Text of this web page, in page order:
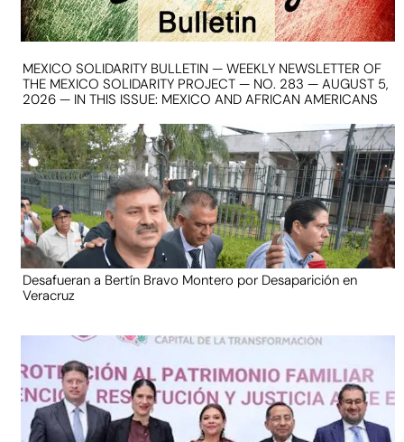
MEXICO SOLIDARITY BULLETIN — WEEKLY NEWSLETTER OF
THE MEXICO SOLIDARITY PROJECT — NO. 283 — AUGUST 5,
2026 — IN THIS ISSUE: MEXICO AND AFRICAN AMERICANS
Desafueran a Bertín Bravo Montero por Desaparición en
Veracruz